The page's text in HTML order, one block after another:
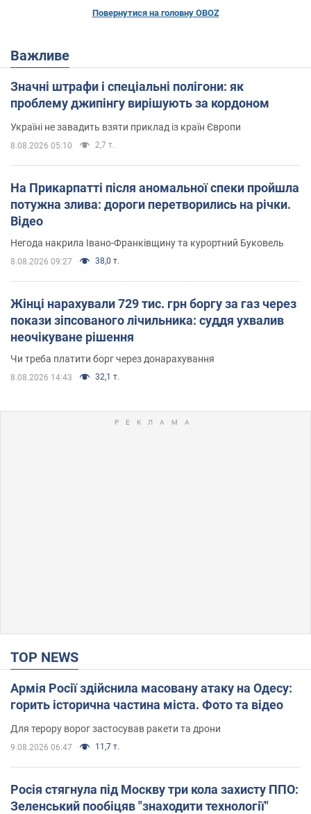
Повернутися на головну OBOZ
Важливе
Значні штрафи і спеціальні полігони: як
проблему джипінгу вирішують за кордоном
Україні не завадить взяти приклад із країн Європи
8.08.2026 05:10 2,7 т.
На Прикарпатті після аномальної спеки пройшла
потужна злива: дороги перетворились на річки.
Відео
Негода накрила Івано-Франківщину та курортний Буковель
8.08.2026 09:27 38,0 т.
Жінці нарахували 729 тис. грн боргу за газ через
покази зіпсованого лічильника: суддя ухвалив
неочікуване рішення
Чи треба платити борг через донарахування
8.08.2026 14:43 32,1 т.
TOP NEWS
Армія Росії здійснила масовану атаку на Одесу:
горить історична частина міста. Фото та відео
Для терору ворог застосував ракети та дрони
9.08.2026 06:47 11,7 т.
Росія стягнула під Москву три кола захисту ППО:
Зеленський пообіцяв "знаходити технології"